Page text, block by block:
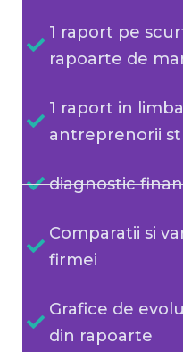
1 raport pe
rapoarte de
1 raport in
antreprenorii
diagnostic
Comparatii si
firmei
Grafice de
din rapoarte